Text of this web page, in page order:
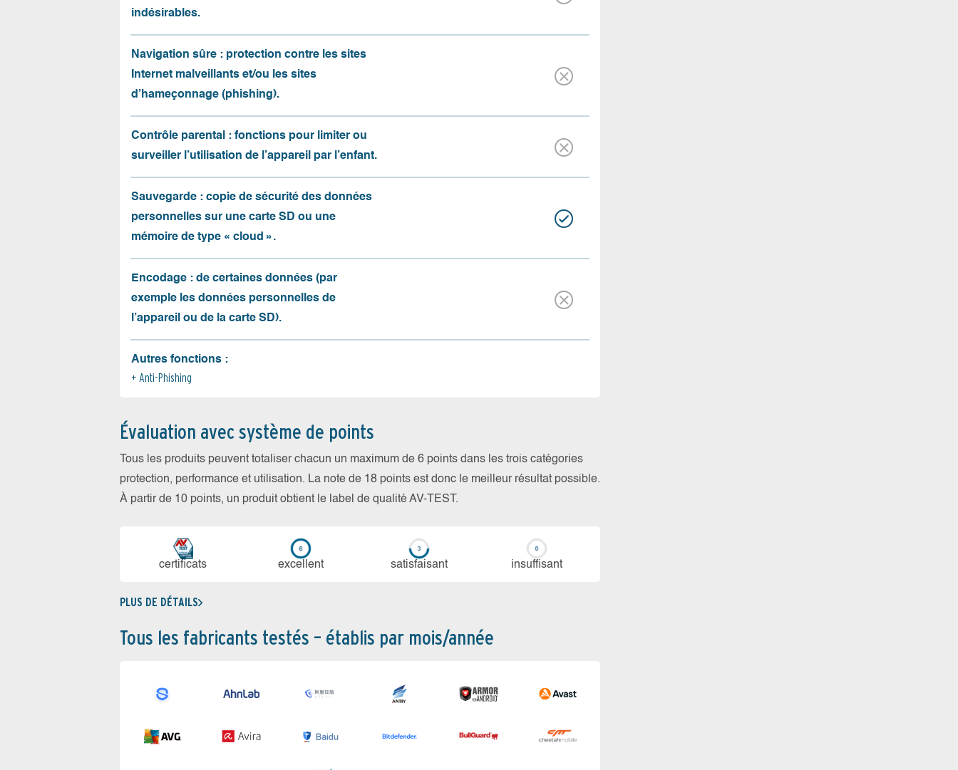
indésirables.
Navigation sûre : protection contre les sites
Internet malveillants et/ou les sites
d’hameçonnage (phishing).
Contrôle parental : fonctions pour limiter ou
surveiller l’utilisation de l’appareil par l’enfant.
Sauvegarde : copie de sécurité des données
personnelles sur une carte SD ou une
mémoire de type « cloud ».
Encodage : de certaines données (par
exemple les données personnelles de
l’appareil ou de la carte SD).
Autres fonctions :
Anti-Phishing
Évaluation avec système de points
Tous les produits peuvent totaliser chacun un maximum de 6 points dans les trois catégories
protection, performance et utilisation. La note de 18 points est donc le meilleur résultat possible.
À partir de 10 points, un produit obtient le label de qualité AV-TEST.
certi­ficats ex­cellent sa­tis­fai­sant in­suf­fi­sant
PLUS DE DÉTAILS
Tous les fabricants testés – établis par mois/année